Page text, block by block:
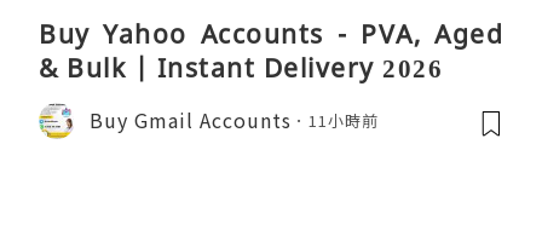
Buy Yahoo Accounts - PVA, Aged
& Bulk | Instant Delivery 2026
Buy Gmail Accounts 11小時前